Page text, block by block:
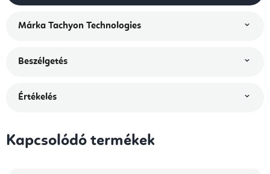
Márka Tachyon Technologies
Beszélgetés
Értékelés
Kapcsolódó termékek